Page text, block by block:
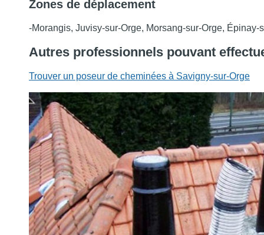
Zones de déplacement
-Morangis, Juvisy-sur-Orge, Morsang-sur-Orge, Épinay-
Autres professionnels pouvant
Trouver un poseur de cheminées à Savigny-sur-Orge